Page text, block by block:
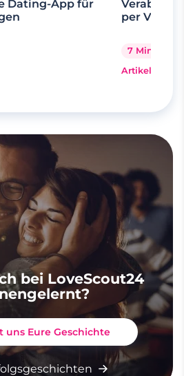
Dating-App für
per
7 Minuten
Artikel lesen
bei LoveScout24
uns Eure Geschichte